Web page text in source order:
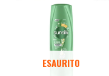
ESAURITO